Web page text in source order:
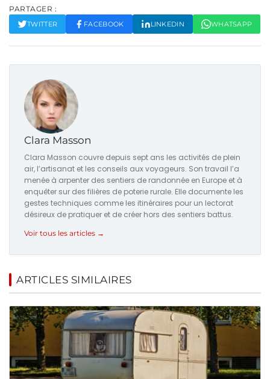
PARTAGER :
TWITTER FACEBOOK LINKEDIN WHATSAPP
Clara Masson
Clara Masson couvre depuis sept ans les activités de plein
air, l’artisanat et les conseils aux voyageurs. Son travail l’a
menée à arpenter des sentiers de randonnée en Europe et à
enquêter sur des filières de poterie rurale. Elle documente les
gestes techniques comme les itinéraires pour un lectorat
désireux de pratiquer et de créer hors des sentiers battus.
Voir tous les articles →
ARTICLES SIMILAIRES